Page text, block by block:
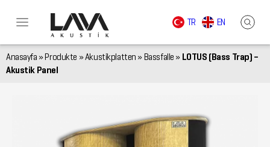
TR EN
Anasayfa »Produkte »Akustikplatten » Bassfalle » LOTUS (Bass Trap) –
Akustik Panel